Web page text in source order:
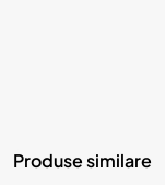
Produse similare